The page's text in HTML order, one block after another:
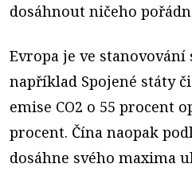
dosáhnout ničeho
Evropa je ve
například Spojené státy
emise CO2 o 55 procent
procent. Čína naopak
dosáhne svého maxima